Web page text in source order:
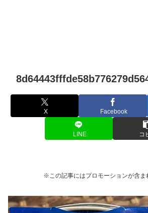
X Facebook
LINE コ
※この記事にはプロモーションが含ま